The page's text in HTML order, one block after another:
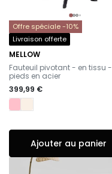
Offre spéciale -10%
Livraison offerte
MELLOW
-
Fauteuil pivotant - en tissu -
pieds en acier
399,99 €
Ajouter au panier